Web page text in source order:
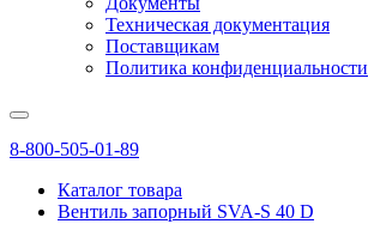
Техническая документация
Поставщикам
Политика конфиденциальности
8-800-505-01-89
Каталог товара
Вентиль запорный SVA-S 40 D